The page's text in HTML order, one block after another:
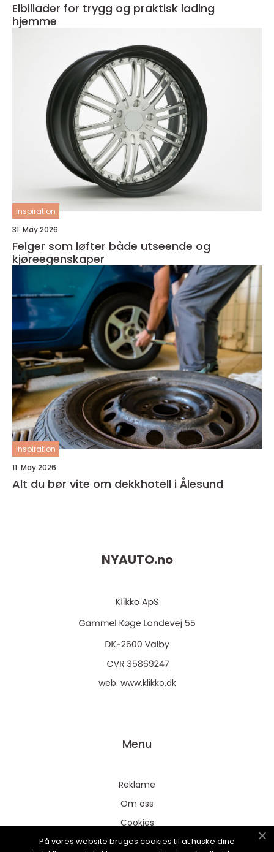
Elbillader for trygg og praktisk lading
hjemme
inspiration
31. May 2026
Felger som løfter både utseende og
kjøreegenskaper
inspiration
11. May 2026
Alt du bør vite om dekkhotell i Ålesund
NYAUTO.no
web: www.klikko.dk
Menu
Reklame
Om oss
Cookies
Kontakt Oss
På vores website bruges cookies til at huske dine